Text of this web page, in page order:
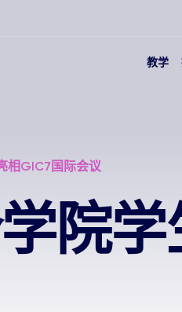
教学
相GIC7国际会议
院